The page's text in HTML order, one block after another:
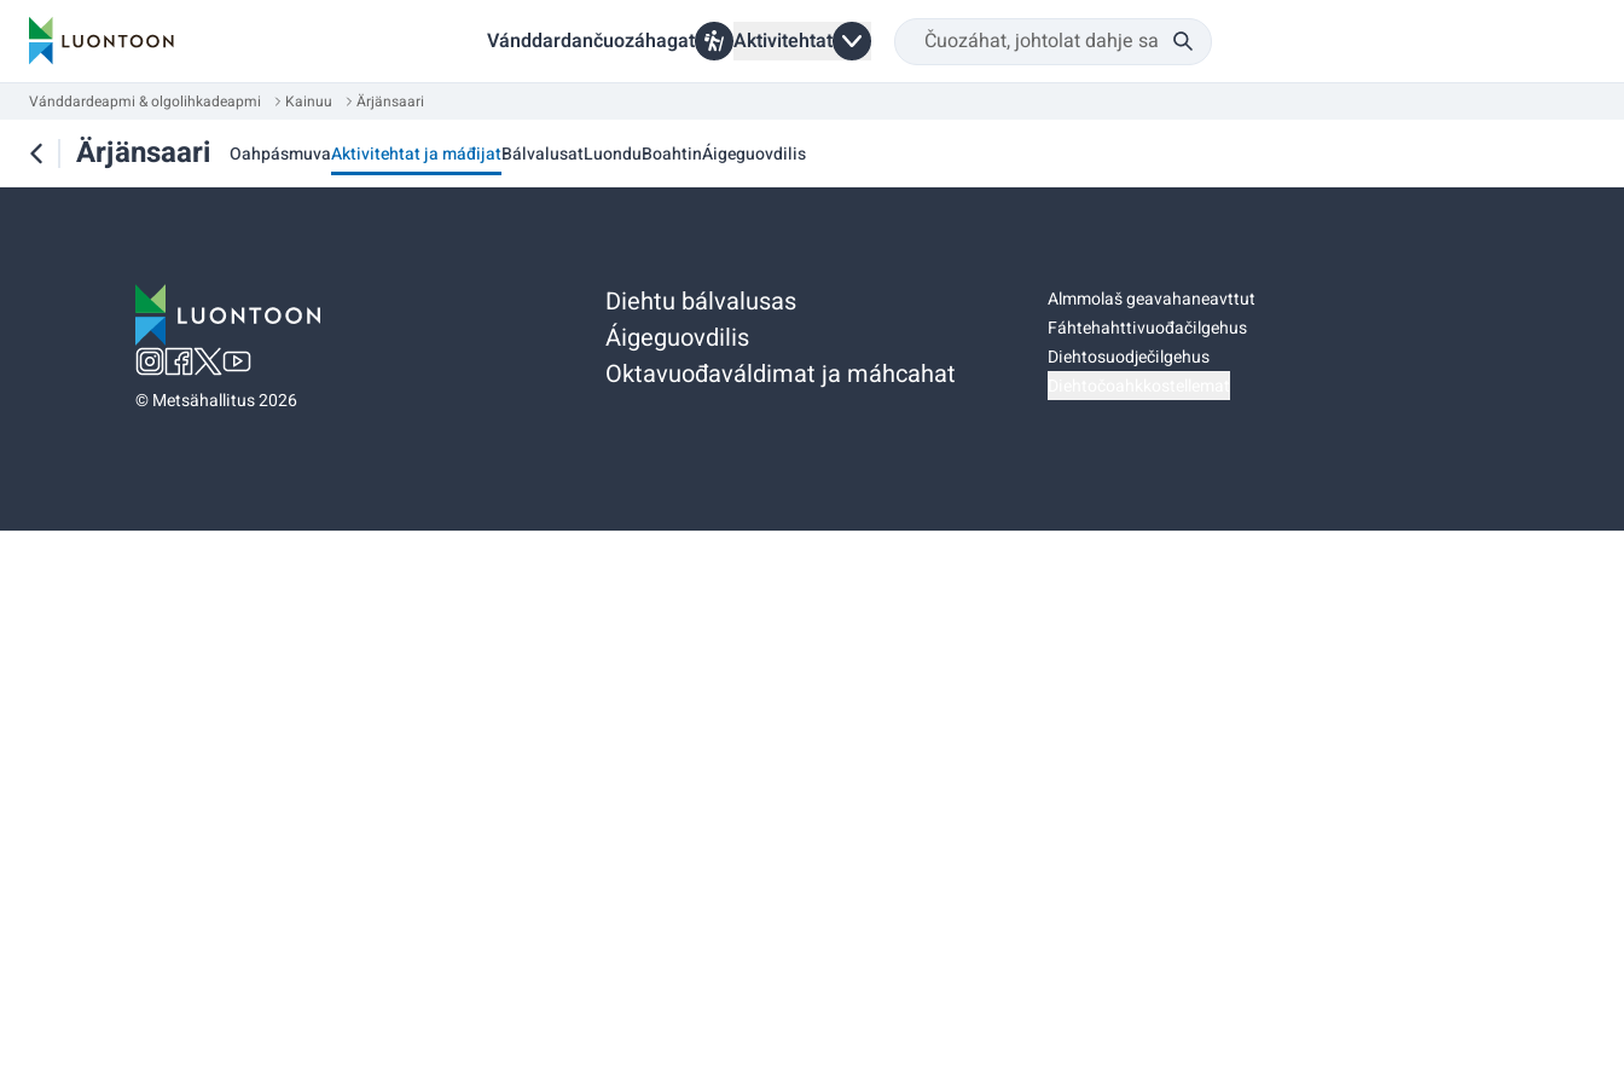
Vánddardančuozáhagat Aktivitehtat
Vánddardeapmi & olgolihkadeapmi Kainuu Ärjänsaari
Ärjänsaari OahpásmuvaAktivitehtat ja máđijatBálvalusatLuonduBoahtinÁigeguovdilis
©Metsähallitus 2026
Diehtu bálvalusas
Áigeguovdilis
Oktavuođaváldimat ja máhcahat
Almmolaš geavahaneavttut
Fáhtehahttivuođačilgehus
Diehtosuodječilgehus